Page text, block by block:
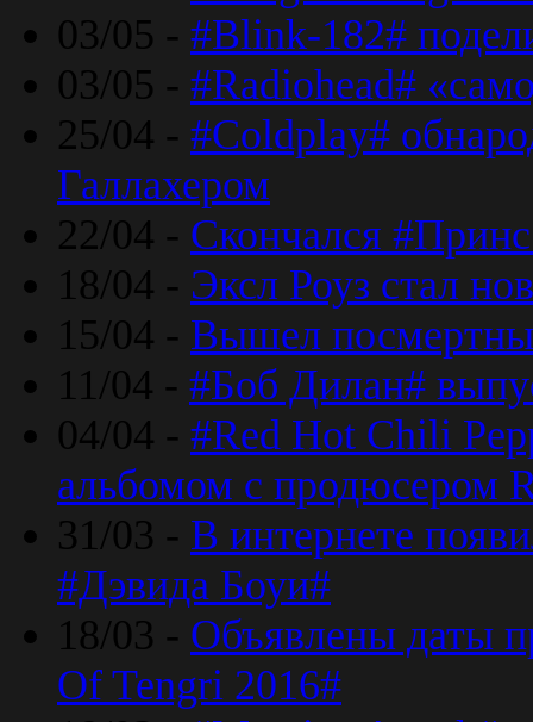
03/05 - #Blink-182#
03/05 - #Radiohead#
25/04 - #Coldplay#
Галлахером
22/04 - Скончался
18/04 - Эксл Роуз стал
15/04 - Вышел
11/04 - #Боб Дилан#
04/04 - #Red Hot Chili
альбомом с продюсером
31/03 - В интернете
#Дэвида Боуи#
18/03 - Объявлены даты
Of Tengri 2016#